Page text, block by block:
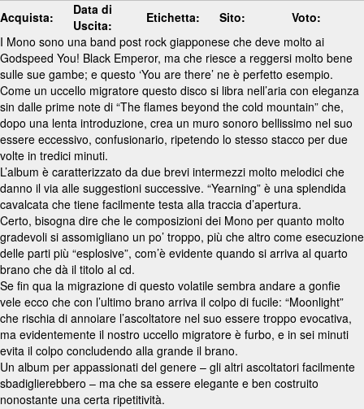
Acquista:
Data di
Uscita:
Etichetta: Sito:
Voto:
I Mono sono una band post rock giapponese che deve molto ai
Godspeed You! Black Emperor, ma che riesce a reggersi molto bene
sulle sue gambe; e questo ‘You are there’ ne è perfetto esempio.
Come un uccello migratore questo disco si libra nell’aria con eleganza
sin dalle prime note di “The flames beyond the cold mountain” che,
dopo una lenta introduzione, crea un muro sonoro bellissimo nel suo
essere eccessivo, confusionario, ripetendo lo stesso stacco per due
volte in tredici minuti.
L’album è caratterizzato da due brevi intermezzi molto melodici che
danno il via alle suggestioni successive. “Yearning” è una splendida
cavalcata che tiene facilmente testa alla traccia d’apertura.
Certo, bisogna dire che le composizioni dei Mono per quanto molto
gradevoli si assomigliano un po’ troppo, più che altro come esecuzione
delle parti più “esplosive”, com’è evidente quando si arriva al quarto
brano che dà il titolo al cd.
Se fin qua la migrazione di questo volatile sembra andare a gonfie
vele ecco che con l’ultimo brano arriva il colpo di fucile: “Moonlight”
che rischia di annoiare l’ascoltatore nel suo essere troppo evocativa,
ma evidentemente il nostro uccello migratore è furbo, e in sei minuti
evita il colpo concludendo alla grande il brano.
Un album per appassionati del genere – gli altri ascoltatori facilmente
sbadiglierebbero – ma che sa essere elegante e ben costruito
nonostante una certa ripetitività.